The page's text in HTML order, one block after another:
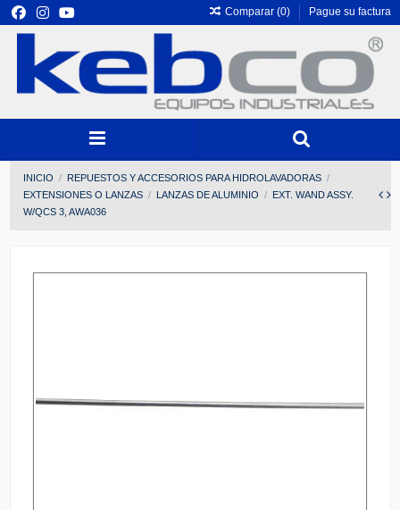
Comparar (0) Pague su factura
INICIO
REPUESTOS Y ACCESORIOS PARA HIDROLAVADORAS
EXTENSIONES O LANZAS
LANZAS DE ALUMINIO
EXT. WAND ASSY.
W/QCS 3, AWA036